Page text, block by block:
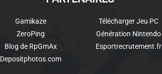
Gamikaze
ZeroPing
Blog de RpGmAx
Depositphotos.com
Télécharger Jeu PC
Génération Nintendo
Esportrecrutement.fr